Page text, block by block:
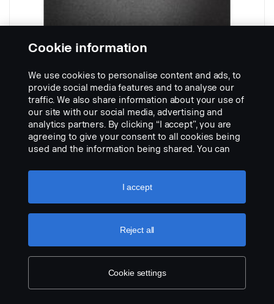
Scania welkomstverlichtingsset
Onderdeelnr.:2820004
Part Description:
Scania welkomstverlichting - geprojecteerd SCANIA VABIS-logo.
Lampeenheid linkerzijde, vervangt de originele
instaptredeverlichting. Eenvoudig te monteren met slechts een
kabelboom.
Cookie information
We use cookies to personalise content and ads, to
provide social media features and to analyse our
traffic. We also share information about your use of
our site with our social media, advertising and
analytics partners. By clicking “I accept”, you are
agreeing to give your consent to all cookies being
used and the information being shared. You can
settings” and selecting the categories you’d like to
accept. For a more detailed explanation of how we
Cookie settings
Reject all
I accept